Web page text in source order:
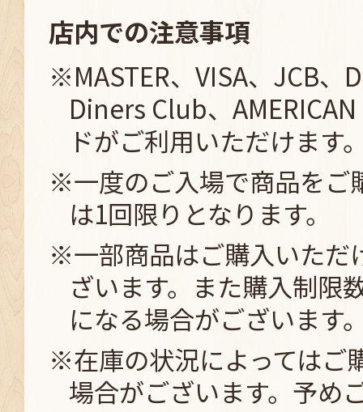
店内での注意事項
※MASTER、VISA、JCB、
Diners Club、AMERICAN
ドがご利用いただけます
※一度のご入場で商品をご
は1回限りとなります。
※一部商品はご購入いただ
ざいます。また購入制限
になる場合がございます
※在庫の状況によってはご
場合がございます。予め